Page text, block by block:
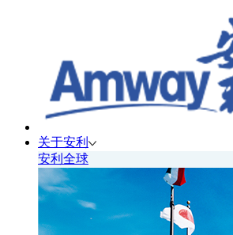
关于安利
安利全球